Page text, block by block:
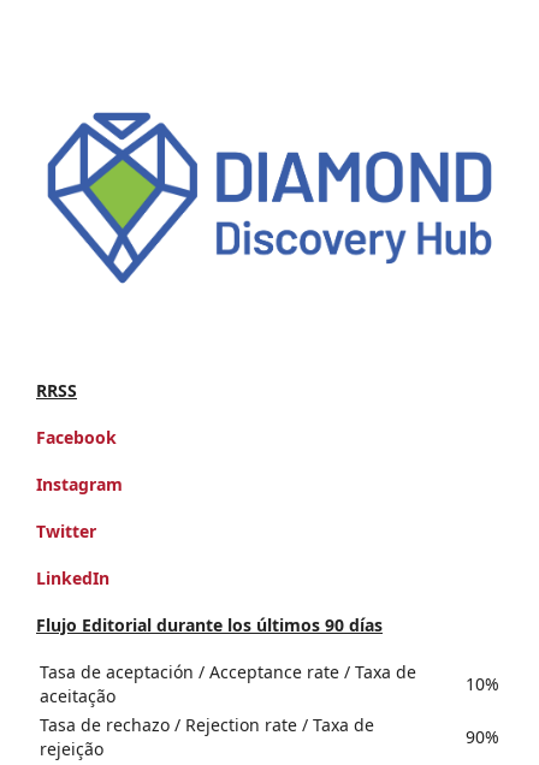
RRSS
Facebook
Instagram
Twitter
LinkedIn
Flujo Editorial durante los últimos 90 días
Tasa de aceptación / Acceptance rate / Taxa de
aceitação
10%
Tasa de rechazo / Rejection rate / Taxa de
rejeição
90%